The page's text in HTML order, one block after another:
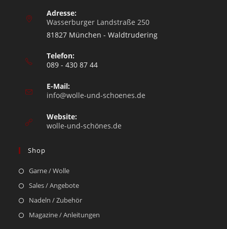
Adresse:
Wasserburger Landstraße 250
81827 München - Waldtrudering
Telefon:
089 - 430 87 44
E-Mail:
info@wolle-und-schoenes.de
Website:
wolle-und-schönes.de
Shop
Garne / Wolle
Sales / Angebote
Nadeln / Zubehör
Magazine / Anleitungen